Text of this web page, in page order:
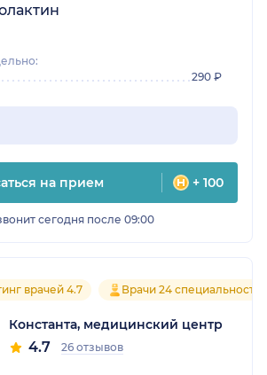
290 ₽
на прием + 100
сегодня после 09:00
врачей 4.7 Врачи 24
Константа, медицинский центр
4.7 26 отзывов